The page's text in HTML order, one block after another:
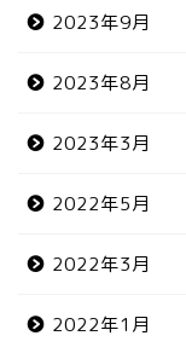
2023年9月
2023年8月
2023年3月
2022年5月
2022年3月
2022年1月